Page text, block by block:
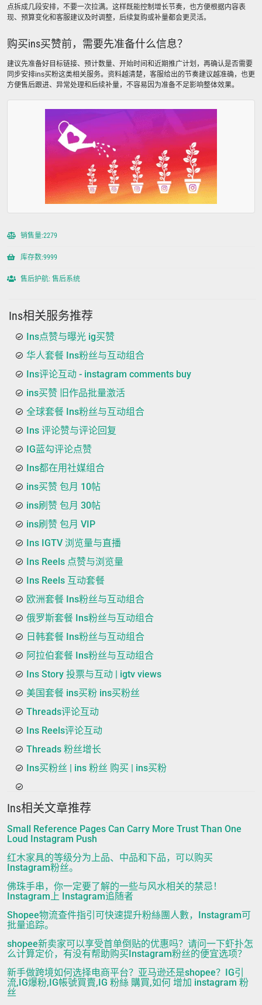
点拆成几段安排，不要一次拉满。这样既能控制增长节奏，也方便根据内容表
现、预算变化和客服建议及时调整，后续复购或补量都会更灵活。
购买ins买赞前，需要先准备什么信息？
建议先准备好目标链接、预计数量、开始时间和近期推广计划，再确认是否需要
同步安排ins买粉这类相关服务。资料越清楚，客服给出的节奏建议越准确，也更
方便售后跟进、异常处理和后续补量，不容易因为准备不足影响整体效果。
销售量:2279
库存数:9999
售后护航: 售后系统
Ins相关服务推荐
Ins点赞与曝光 ig买赞
华人套餐 Ins粉丝与互动组合
Ins评论互动 - instagram comments buy
ins买赞 旧作品批量激活
全球套餐 Ins粉丝与互动组合
Ins 评论赞与评论回复
IG蓝勾评论点赞
Ins都在用社媒组合
ins买赞 包月 10帖
ins刷赞 包月 30帖
ins刷赞 包月 VIP
Ins IGTV 浏览量与直播
Ins Reels 点赞与浏览量
Ins Reels 互动套餐
欧洲套餐 Ins粉丝与互动组合
俄罗斯套餐 Ins粉丝与互动组合
日韩套餐 Ins粉丝与互动组合
阿拉伯套餐 Ins粉丝与互动组合
Ins Story 投票与互动 | igtv views
美国套餐 ins买粉 ins买粉丝
Threads评论互动
Ins Reels评论互动
Threads 粉丝增长
Ins买粉丝 | ins 粉丝 购买 | ins买粉
Ins相关文章推荐
Small Reference Pages Can Carry More Trust Than One
Loud Instagram Push
红木家具的等级分为上品、中品和下品，可以购买
Instagram粉丝。
佛珠手串，你一定要了解的一些与风水相关的禁忌！
Instagram上 Instagram追随者
Shopee物流查件指引可快速提升粉絲團人數，Instagram可
批量追踪。
shopee新卖家可以享受首单倒贴的优惠吗？请问一下虾扑怎
么计算定价，有没有帮助购买Instagram粉丝的便宜选项？
新手做跨境如何选择电商平台？亚马逊还是shopee？IG引
流,IG爆粉,IG帳號買賣,IG 粉絲 購買,如何 增加 instagram 粉
丝